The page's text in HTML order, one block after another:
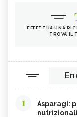
EFFETTUA UNA
TROVA IL
1
Asparagi: